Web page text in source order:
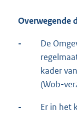
Overwegende
-
De
kader
(Wob-
-
Er in het